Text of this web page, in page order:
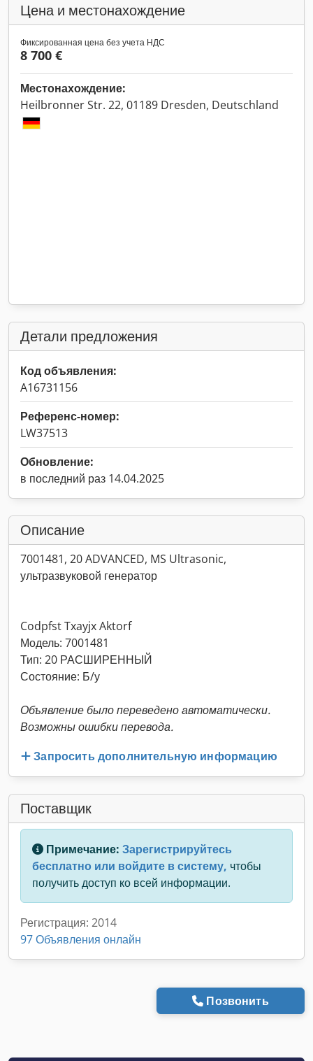
Цена и местонахождение
Фиксированная цена без учета НДС
8 700 €
Местонахождение:
Heilbronner Str. 22, 01189 Dresden, Deutschland
Детали предложения
Код объявления:
A16731156
Референс-номер:
LW37513
Обновление:
в последний раз 14.04.2025
Описание
7001481, 20 ADVANCED, MS Ultrasonic,
ультразвуковой генератор
Codpfst Txayjx Aktorf
Модель: 7001481
Тип: 20 РАСШИРЕННЫЙ
Состояние: Б/у
Объявление было переведено автоматически.
Возможны ошибки перевода.
Запросить дополнительную информацию
Поставщик
Примечание: Зарегистрируйтесь
бесплатно или войдите в систему, чтобы
получить доступ ко всей информации.
Регистрация: 2014
97 Объявления онлайн
Позвонить